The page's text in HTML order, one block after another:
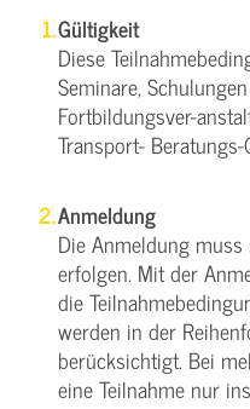
Gültigkeit
Diese
Seminare,
Fortbildungsver-
Transport- Beratungs-
Anmeldung
Die Anmeldung
erfolgen. Mit der
die
werden in der
berücksichtigt. Bei
eine Teilnahme nur